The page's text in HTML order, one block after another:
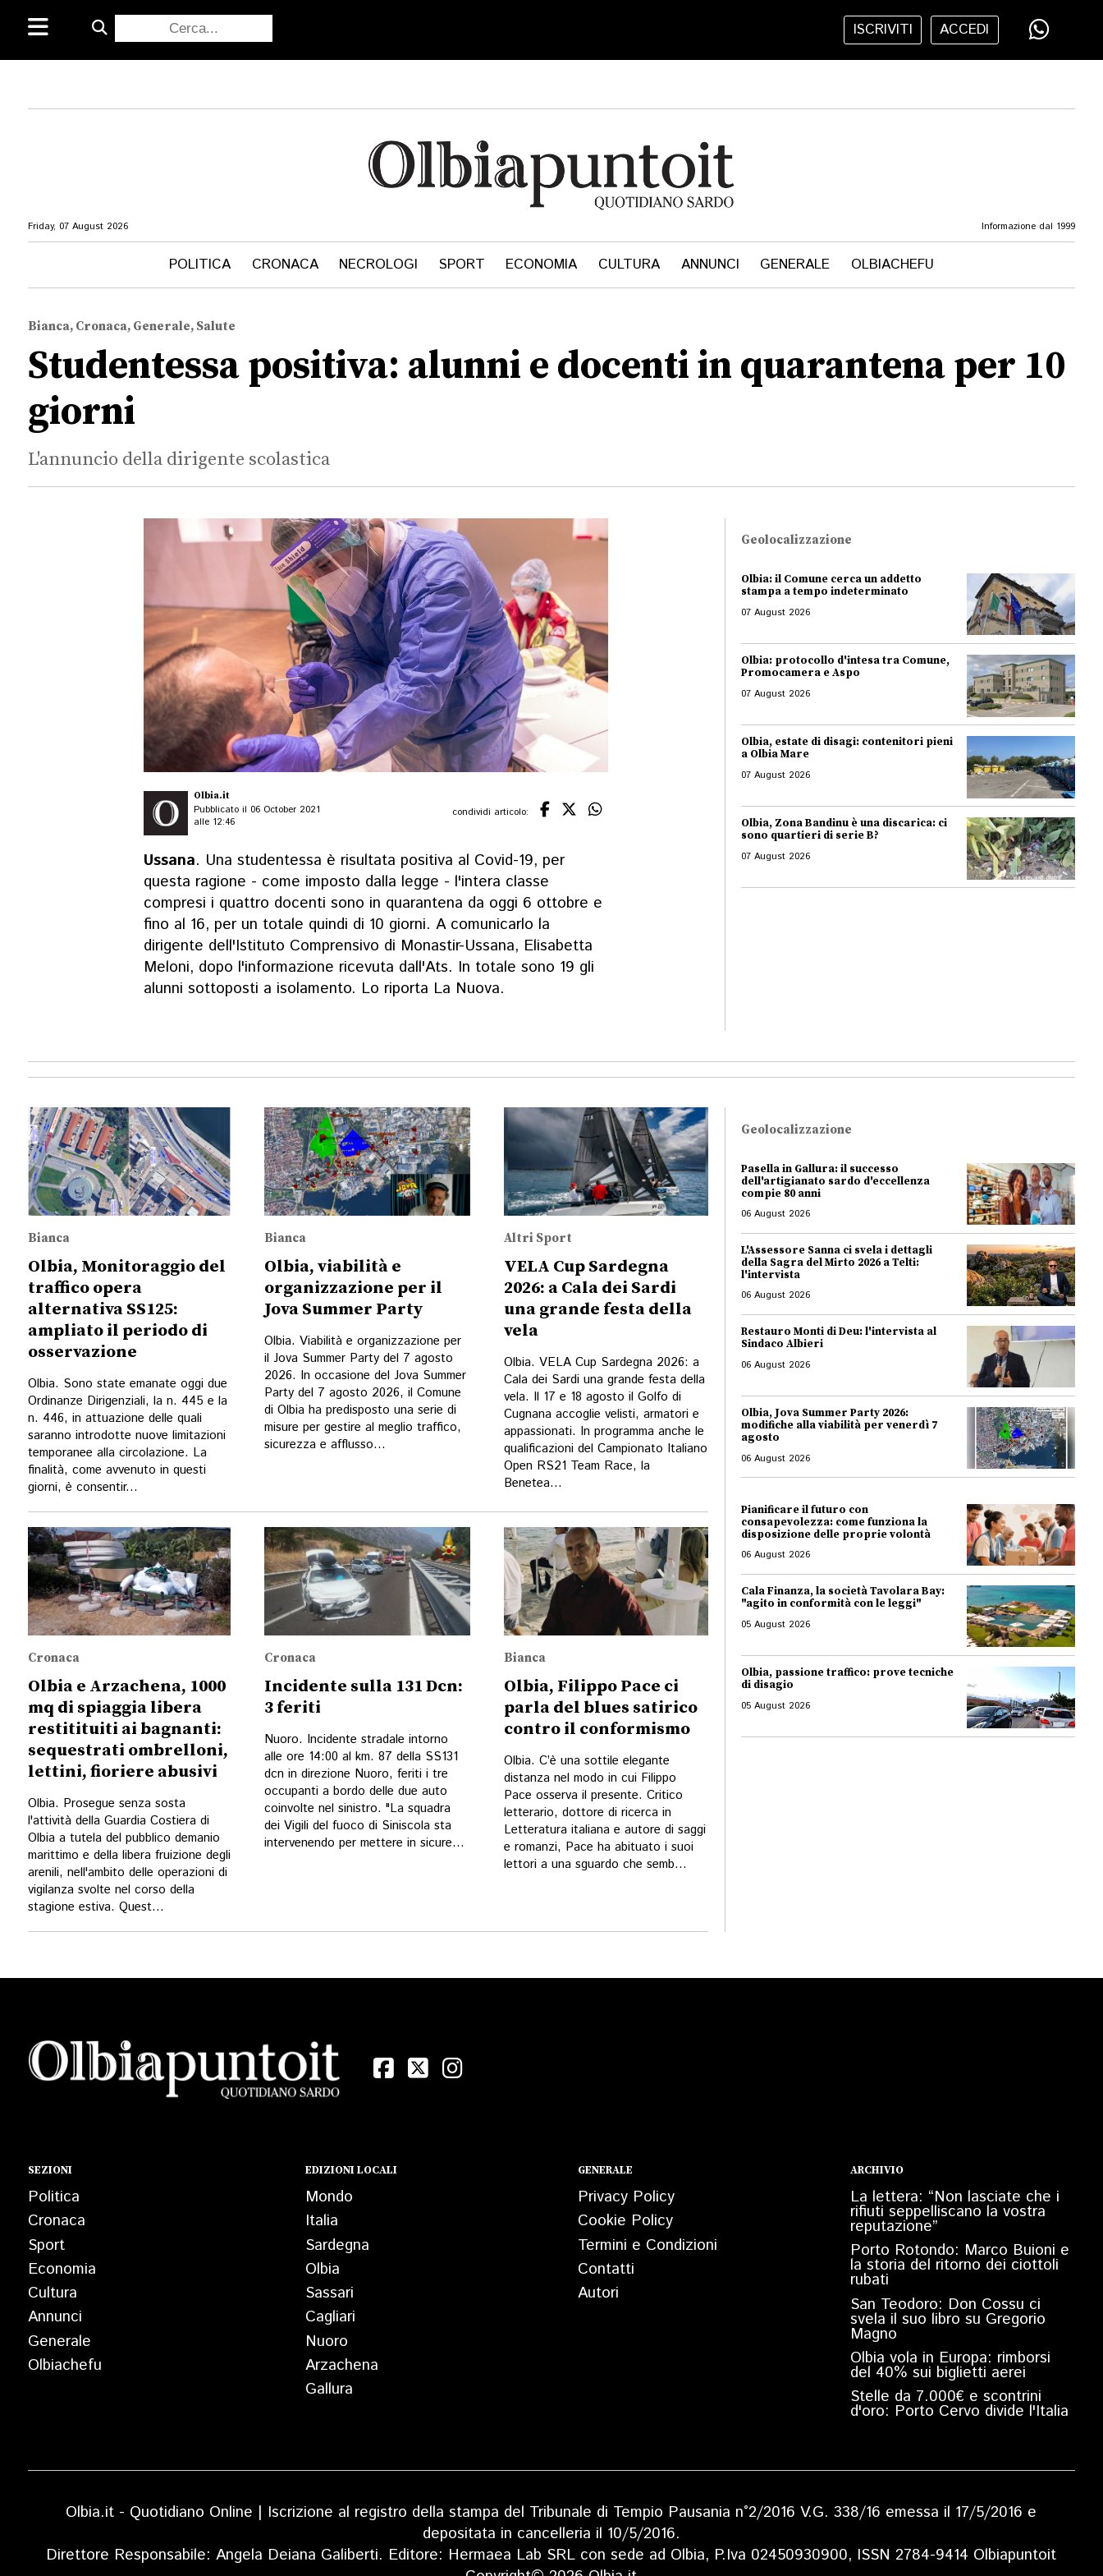
ISCRIVITI ACCEDI
Friday, 07 August 2026 Informazione dal 1999
POLITICA CRONACA NECROLOGI SPORT ECONOMIA CULTURA ANNUNCI GENERALE OLBIACHEFU
Bianca, Cronaca, Generale, Salute
Studentessa positiva: alunni e docenti in quarantena per 10
giorni
L'annuncio della dirigente scolastica
Olbia.it
Pubblicato il 06 October 2021
alle 12:46
condividi articolo:
Ussana. Una studentessa è risultata positiva al Covid-19, per
questa ragione - come imposto dalla legge - l'intera classe
compresi i quattro docenti sono in quarantena da oggi 6 ottobre e
fino al 16, per un totale quindi di 10 giorni. A comunicarlo la
dirigente dell'Istituto Comprensivo di Monastir-Ussana, Elisabetta
Meloni, dopo l'informazione ricevuta dall'Ats. In totale sono 19 gli
alunni sottoposti a isolamento. Lo riporta La Nuova.
Geolocalizzazione
Olbia: il Comune cerca un addetto
stampa a tempo indeterminato
07 August 2026
Olbia: protocollo d'intesa tra Comune,
Promocamera e Aspo
07 August 2026
Olbia, estate di disagi: contenitori pieni
a Olbia Mare
07 August 2026
Olbia, Zona Bandinu è una discarica: ci
sono quartieri di serie B?
07 August 2026
Bianca
Olbia, Monitoraggio del
traffico opera
alternativa SS125:
ampliato il periodo di
osservazione
Olbia. Sono state emanate oggi due
Ordinanze Dirigenziali, la n. 445 e la
n. 446, in attuazione delle quali
saranno introdotte nuove limitazioni
temporanee alla circolazione. La
finalità, come avvenuto in questi
giorni, è consentir...
Bianca
Olbia, viabilità e
organizzazione per il
Jova Summer Party
Olbia. Viabilità e organizzazione per
il Jova Summer Party del 7 agosto
2026. In occasione del Jova Summer
Party del 7 agosto 2026, il Comune
di Olbia ha predisposto una serie di
misure per gestire al meglio traffico,
sicurezza e afflusso...
Altri Sport
VELA Cup Sardegna
2026: a Cala dei Sardi
una grande festa della
vela
Olbia. VELA Cup Sardegna 2026: a
Cala dei Sardi una grande festa della
vela. Il 17 e 18 agosto il Golfo di
Cugnana accoglie velisti, armatori e
appassionati. In programma anche le
qualificazioni del Campionato Italiano
Open RS21 Team Race, la
Benetea...
Cronaca
Olbia e Arzachena, 1000
mq di spiaggia libera
restitituiti ai bagnanti:
sequestrati ombrelloni,
lettini, fioriere abusivi
Olbia. Prosegue senza sosta
l'attività della Guardia Costiera di
Olbia a tutela del pubblico demanio
marittimo e della libera fruizione degli
arenili, nell'ambito delle operazioni di
vigilanza svolte nel corso della
stagione estiva. Quest...
Cronaca
Incidente sulla 131 Dcn:
3 feriti
Nuoro. Incidente stradale intorno
alle ore 14:00 al km. 87 della SS131
dcn in direzione Nuoro, feriti i tre
occupanti a bordo delle due auto
coinvolte nel sinistro. "La squadra
dei Vigili del fuoco di Siniscola sta
intervenendo per mettere in sicure...
Bianca
Olbia, Filippo Pace ci
parla del blues satirico
contro il conformismo
Olbia. C’è una sottile elegante
distanza nel modo in cui Filippo
Pace osserva il presente. Critico
letterario, dottore di ricerca in
Letteratura italiana e autore di saggi
e romanzi, Pace ha abituato i suoi
lettori a una sguardo che semb...
Geolocalizzazione
Pasella in Gallura: il successo
dell'artigianato sardo d'eccellenza
compie 80 anni
06 August 2026
L'Assessore Sanna ci svela i dettagli
della Sagra del Mirto 2026 a Telti:
l'intervista
06 August 2026
Restauro Monti di Deu: l'intervista al
Sindaco Albieri
06 August 2026
Olbia, Jova Summer Party 2026:
modifiche alla viabilità per venerdì 7
agosto
06 August 2026
Pianificare il futuro con
consapevolezza: come funziona la
disposizione delle proprie volontà
06 August 2026
Cala Finanza, la società Tavolara Bay:
"agito in conformità con le leggi"
05 August 2026
Olbia, passione traffico: prove tecniche
di disagio
05 August 2026
SEZIONI
Politica
Cronaca
Sport
Economia
Cultura
Annunci
Generale
Olbiachefu
EDIZIONI LOCALI
Mondo
Italia
Sardegna
Olbia
Sassari
Cagliari
Nuoro
Arzachena
Gallura
GENERALE
Privacy Policy
Cookie Policy
Termini e Condizioni
Contatti
Autori
ARCHIVIO
La lettera: “Non lasciate che i
rifiuti seppelliscano la vostra
reputazione”
Porto Rotondo: Marco Buioni e
la storia del ritorno dei ciottoli
rubati
San Teodoro: Don Cossu ci
svela il suo libro su Gregorio
Magno
Olbia vola in Europa: rimborsi
del 40% sui biglietti aerei
Stelle da 7.000€ e scontrini
d'oro: Porto Cervo divide l'Italia
Olbia.it - Quotidiano Online | Iscrizione al registro della stampa del Tribunale di Tempio Pausania n°2/2016 V.G. 338/16 emessa il 17/5/2016 e
depositata in cancelleria il 10/5/2016.
Direttore Responsabile: Angela Deiana Galiberti. Editore: Hermaea Lab SRL con sede ad Olbia, P.Iva 02450930900, ISSN 2784-9414 Olbiapuntoit